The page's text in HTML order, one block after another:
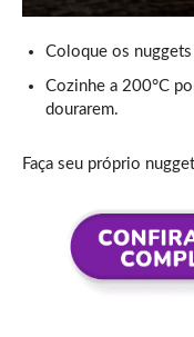
Coloque os
Cozinhe a 200°C
dourarem.
Faça seu próprio